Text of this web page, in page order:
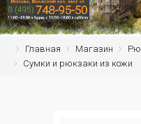
Главная Магазин
Сумки и рюкзаки из кожи